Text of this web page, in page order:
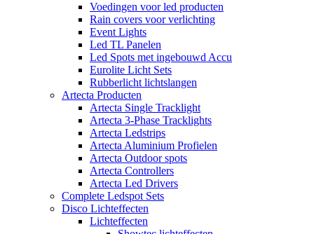
Voedingen voor led producten
Rain covers voor verlichting
Event Lights
Led TL Panelen
Led Spots met ingebouwd Accu
Eurolite Licht Sets
Rubberlicht lichtslangen
Artecta Producten
Artecta Single Tracklight
Artecta 3-Phase Tracklights
Artecta Ledstrips
Artecta Aluminium Profielen
Artecta Outdoor spots
Artecta Controllers
Artecta Led Drivers
Complete Ledspot Sets
Disco Lichteffecten
Lichteffecten